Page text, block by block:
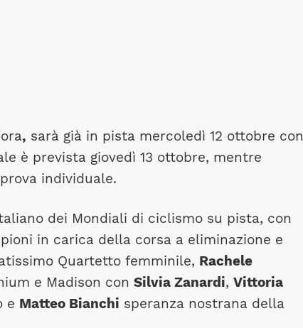
, sarà già in pista mercoledì 12 ottobre con
è prevista giovedì 13 ottobre, mentre
individuale.
dei Mondiali di ciclismo su pista, con
in carica della corsa a eliminazione e
Quartetto femminile, Rachele
e Madison con Silvia Zanardi, Vittoria
e Matteo Bianchi speranza nostrana della